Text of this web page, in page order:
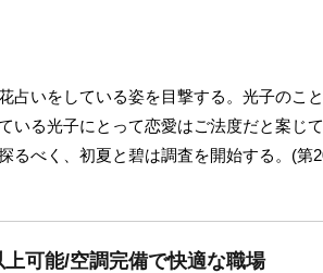
占いをしている姿を目撃する。光子のこ
いる光子にとって恋愛はご法度だと案じ
るべく、初夏と碧は調査を開始する。(第
可能/空調完備で快適な職場